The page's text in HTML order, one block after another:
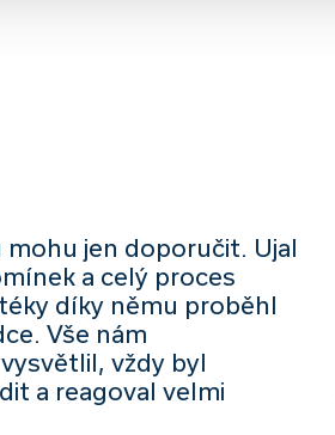
mohu jen doporučit. Ujal
a celý proces
díky němu proběhl
Vše nám
vždy byl
a reagoval velmi